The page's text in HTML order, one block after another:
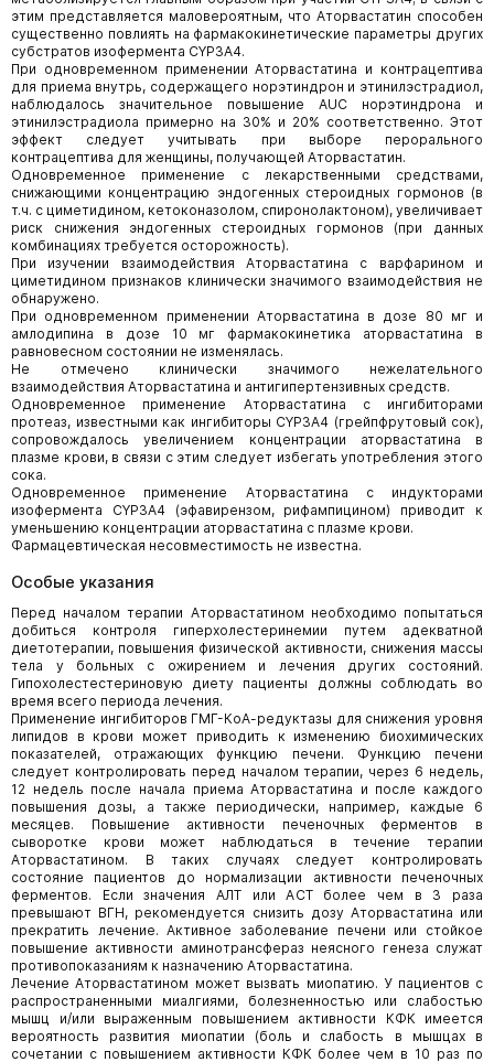
этим представляется маловероятным, что Аторвастатин способен
существенно повлиять на фармакокинетические параметры других
субстратов изофермента CYP3А4.
При одновременном применении Аторвастатина и контрацептива
для приема внутрь, содержащего норэтиндрон и этинилэстрадиол,
наблюдалось значительное повышение AUC норэтиндрона и
этинилэстрадиола примерно на 30% и 20% соответственно. Этот
эффект следует учитывать при выборе перорального
контрацептива для женщины, получающей Аторвастатин.
Одновременное применение с лекарственными средствами,
снижающими концентрацию эндогенных стероидных гормонов (в
т.ч. с циметидином, кетоконазолом, спиронолактоном), увеличивает
риск снижения эндогенных стероидных гормонов (при данных
комбинациях требуется осторожность).
При изучении взаимодействия Аторвастатина с варфарином и
циметидином признаков клинически значимого взаимодействия не
обнаружено.
При одновременном применении Аторвастатина в дозе 80 мг и
амлодипина в дозе 10 мг фармакокинетика аторвастатина в
равновесном состоянии не изменялась.
Не отмечено клинически значимого нежелательного
взаимодействия Аторвастатина и антигипертензивных средств.
Одновременное применение Аторвастатина с ингибиторами
протеаз, известными как ингибиторы CYP3А4 (грейпфрутовый сок),
сопровождалось увеличением концентрации аторвастатина в
плазме крови, в связи с этим следует избегать употребления этого
сока.
Одновременное применение Аторвастатина с индукторами
изофермента CYP3А4 (эфавирензом, рифампицином) приводит к
уменьшению концентрации аторвастатина с плазме крови.
Фармацевтическая несовместимость не известна.
Особые указания
Перед началом терапии Аторвастатином необходимо попытаться
добиться контроля гиперхолестеринемии путем адекватной
диетотерапии, повышения физической активности, снижения массы
тела у больных с ожирением и лечения других состояний.
Гипохолестестериновую диету пациенты должны соблюдать во
время всего периода лечения.
Применение ингибиторов ГМГ-КоА-редуктазы для снижения уровня
липидов в крови может приводить к изменению биохимических
показателей, отражающих функцию печени. Функцию печени
следует контролировать перед началом терапии, через 6 недель,
12 недель после начала приема Аторвастатина и после каждого
повышения дозы, а также периодически, например, каждые 6
месяцев. Повышение активности печеночных ферментов в
сыворотке крови может наблюдаться в течение терапии
Аторвастатином. В таких случаях следует контролировать
состояние пациентов до нормализации активности печеночных
ферментов. Если значения АЛТ или ACT более чем в 3 раза
превышают ВГН, рекомендуется снизить дозу Аторвастатина или
прекратить лечение. Активное заболевание печени или стойкое
повышение активности аминотрансфераз неясного генеза служат
противопоказаниям к назначению Аторвастатина.
Лечение Аторвастатином может вызвать миопатию. У пациентов с
распространенными миалгиями, болезненностью или слабостью
мышц и/или выраженным повышением активности КФК имеется
вероятность развития миопатии (боль и слабость в мышцах в
сочетании с повышением активности КФК более чем в 10 раз по